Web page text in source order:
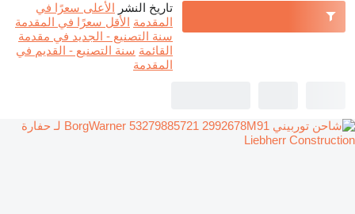
تاريخ النشر الأعلى سعرًا في
المقدمة الأقل سعرًا في المقدمة
سنة التصنيع - الجديد في مقدمة
القائمة سنة التصنيع - القديم في
المقدمة